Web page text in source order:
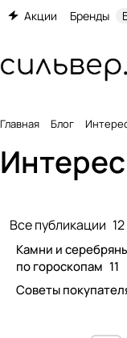
Акции Бренды
Главная Блог
Все публикации 12
Камни и
по гороскопам 11
Советы